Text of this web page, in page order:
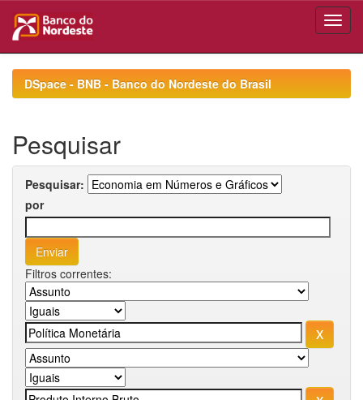
navigationDSpace - BNB - Banco do Nordeste do Brasil
Pesquisar
Pesquisar:
por
Filtros correntes: